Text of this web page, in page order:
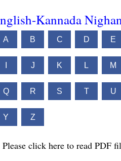
Kannada
A B C D E
J K L M
Q R S T U
Y Z
Please click here to read PDF